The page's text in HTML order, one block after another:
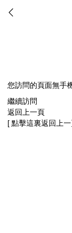
您訪問的頁面無手
繼續訪問
返回上一頁
[ 點擊這裏返回上